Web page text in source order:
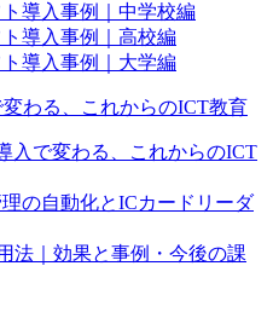
導入事例｜中学校編
導入事例｜高校編
導入事例｜大学編
わる、これからのICT教育
入で変わる、これからのICT
の自動化とICカードリーダ
法｜効果と事例・今後の課